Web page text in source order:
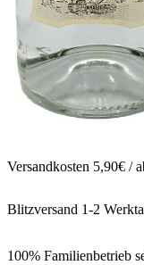
Versandkosten 5,90€ /
Blitzversand 1-2
100% Familienbetrieb